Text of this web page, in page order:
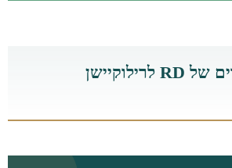
תהליך 5 הצעדים של RD לרילוקיישן